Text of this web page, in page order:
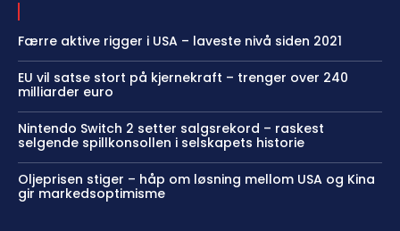
Færre aktive rigger i USA – laveste nivå siden 2021
EU vil satse stort på kjernekraft – trenger over 240
milliarder euro
Nintendo Switch 2 setter salgsrekord – raskest
selgende spillkonsollen i selskapets historie
Oljeprisen stiger – håp om løsning mellom USA og Kina
gir markedsoptimisme